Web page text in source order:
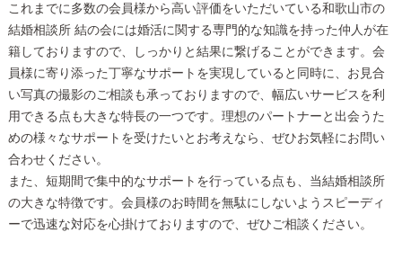
これまでに多数の会員様から高い評価をいただいている和歌山市の
結婚相談所 結の会には婚活に関する専門的な知識を持った仲人が在
籍しておりますので、しっかりと結果に繋げることができます。会
員様に寄り添った丁寧なサポートを実現していると同時に、お見合
い写真の撮影のご相談も承っておりますので、幅広いサービスを利
用できる点も大きな特長の一つです。理想のパートナーと出会うた
めの様々なサポートを受けたいとお考えなら、ぜひお気軽にお問い
合わせください。
また、短期間で集中的なサポートを行っている点も、当結婚相談所
の大きな特徴です。会員様のお時間を無駄にしないようスピーディ
ーで迅速な対応を心掛けておりますので、ぜひご相談ください。